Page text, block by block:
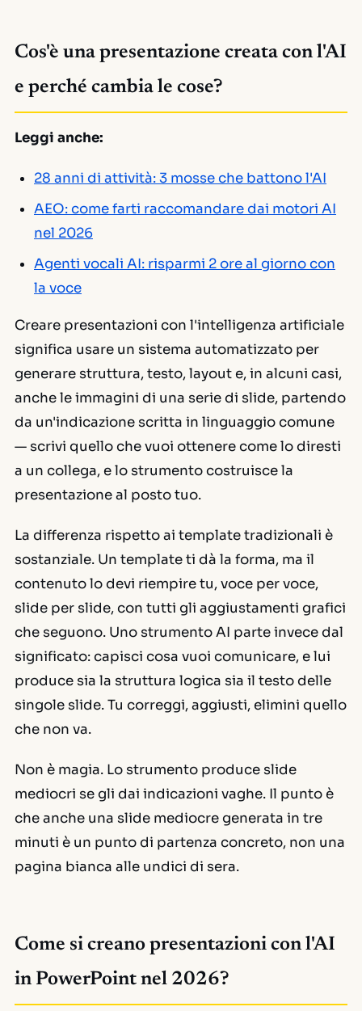
Cos'è una presentazione creata con l'AI
e perché cambia le cose?
Leggi anche:
28 anni di attività: 3 mosse che battono l'AI
AEO: come farti raccomandare dai motori AI
nel 2026
Agenti vocali AI: risparmi 2 ore al giorno con
la voce
Creare presentazioni con l'intelligenza artificiale
significa usare un sistema automatizzato per
generare struttura, testo, layout e, in alcuni casi,
anche le immagini di una serie di slide, partendo
da un'indicazione scritta in linguaggio comune
— scrivi quello che vuoi ottenere come lo diresti
a un collega, e lo strumento costruisce la
presentazione al posto tuo.
La differenza rispetto ai template tradizionali è
sostanziale. Un template ti dà la forma, ma il
contenuto lo devi riempire tu, voce per voce,
slide per slide, con tutti gli aggiustamenti grafici
che seguono. Uno strumento AI parte invece dal
significato: capisci cosa vuoi comunicare, e lui
produce sia la struttura logica sia il testo delle
singole slide. Tu correggi, aggiusti, elimini quello
che non va.
Non è magia. Lo strumento produce slide
mediocri se gli dai indicazioni vaghe. Il punto è
che anche una slide mediocre generata in tre
minuti è un punto di partenza concreto, non una
pagina bianca alle undici di sera.
Come si creano presentazioni con l'AI
in PowerPoint nel 2026?